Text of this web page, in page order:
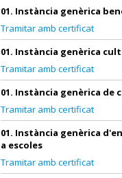
01. Instància genèrica
Tramitar amb certificat
01. Instància genèrica
Tramitar amb certificat
01. Instància genèrica de
Tramitar amb certificat
01. Instància genèrica
a escoles
Tramitar amb certificat